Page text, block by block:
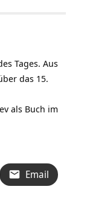
Tages. Aus
das 15.
als Buch im
Email